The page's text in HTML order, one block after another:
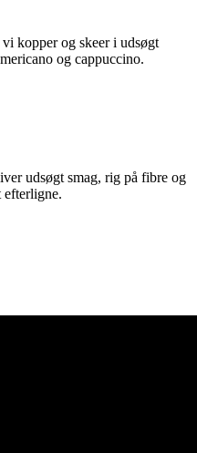
kopper og skeer i udsøgt
og cappuccino.
udsøgt smag, rig på fibre og
efterligne.